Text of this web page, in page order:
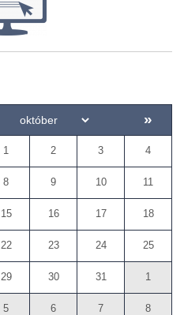
»
1 2 3 4
8 9 10 11
15 16 17 18
22 23 24 25
29 30 31 1
5 6 7 8